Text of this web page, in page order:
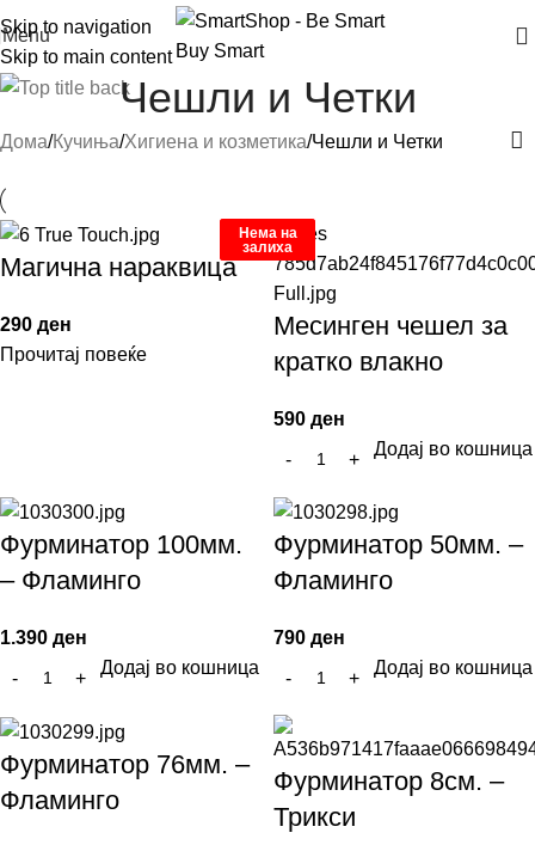
Skip to navigation
Skip to main content
Menu
Чешли и Четки
Дома Кучиња Хигиена и козметика Чешли и Четки
Нема на
залиха
Магична нараквица
290 ден
Прочитај повеќе
Месинген чешел за
кратко влакно
590 ден
Додај во кошница
Фурминатор 100мм.
– Фламинго
1.390 ден
Додај во кошница
Фурминатор 50мм. –
Фламинго
790 ден
Додај во кошница
Фурминатор 76мм. –
Фламинго
Фурминатор 8см. –
Трикси
Нема на
залиха